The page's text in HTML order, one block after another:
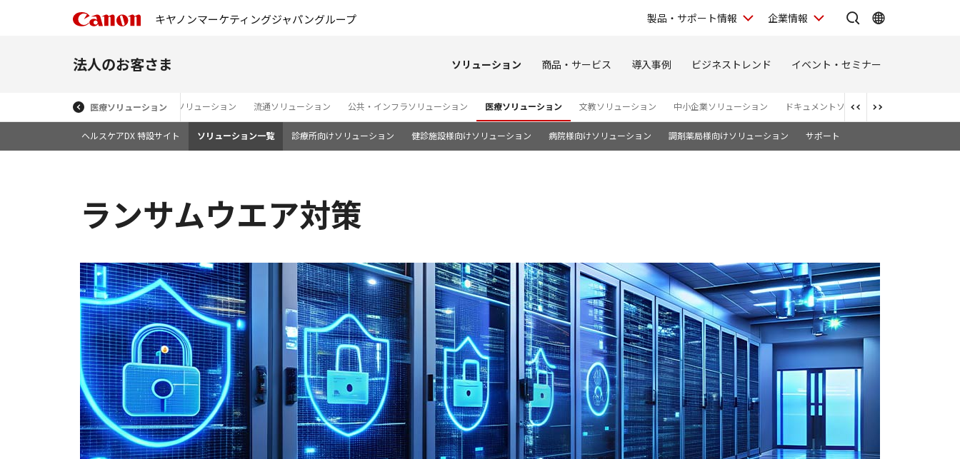
キヤノンマーケティングジャパングループ 製品・サポート情報 企業情報
法人のお客さま ソリューション 商品・サービス 導入事例 ビジネストレンド イベント・セミナー
医療ソリューション
金融ソリューション 製造ソリューション 流通ソリューション 公共・インフラソリューション 医療ソリューション 文教ソリューション 中小企業ソリューション ドキュメントソリューション
ヘルスケアDX 特設サイト ソリューション一覧 診療所向けソリューション 健診施設様向けソリューション 病院様向けソリューション 調剤薬局様向けソリューション サポート
ランサムウエア対策